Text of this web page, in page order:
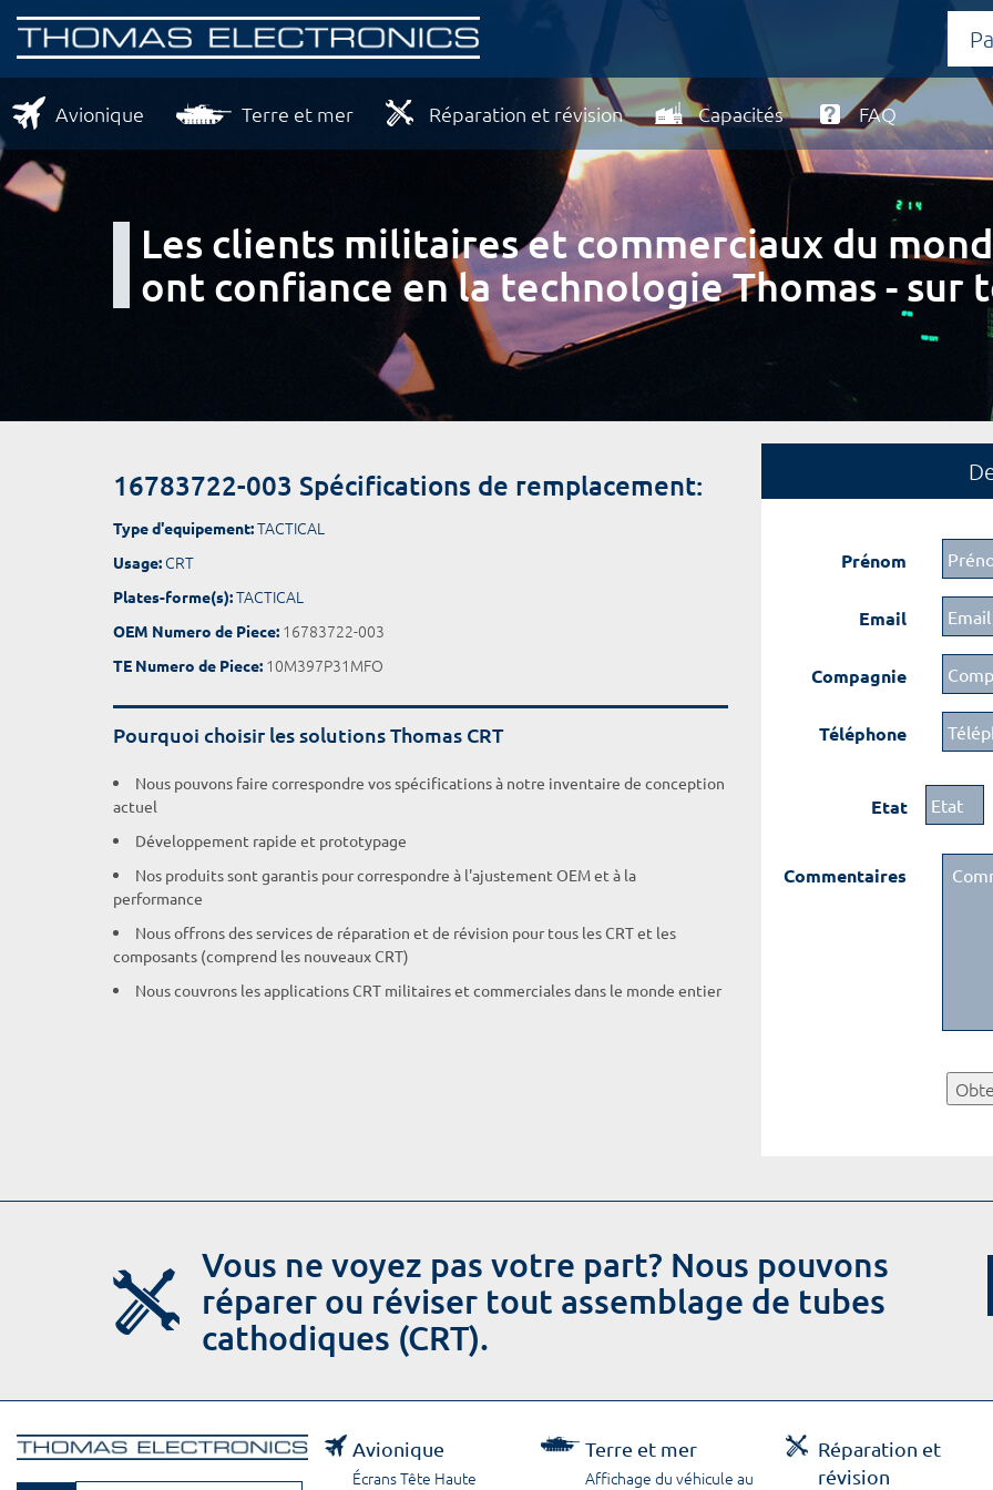
Avionique Terre et mer Réparation et révision Capacités FAQ
Les clients militaires et commerciaux du
ont confiance en la technologie Thomas - sur
16783722-003 Spécifications de remplacement:
Type d'equipement:TACTICAL
Usage: CRT
Plates-forme(s):TACTICAL
OEM Numero de Piece: 16783722-003
TE Numero de Piece: 10M397P31MFO
Pourquoi choisir les solutions Thomas CRT
Nous pouvons faire correspondre vos spécifications à notre inventaire de conception
actuel
Développement rapide et prototypage
Nos produits sont garantis pour correspondre à l'ajustement OEM et à la
performance
Nous offrons des services de réparation et de révision pour tous les CRT et les
composants (comprend les nouveaux CRT)
Nous couvrons les applications CRT militaires et commerciales dans le monde entier
Prénom
Email
Compagnie
Téléphone
Etat
Commentaires
Vous ne voyez pas votre part? Nous pouvons
réparer ou réviser tout assemblage de tubes
cathodiques (CRT).
Avionique
Écrans Tête Haute
Terre et mer
Affichage du véhicule au
Réparation et
révision